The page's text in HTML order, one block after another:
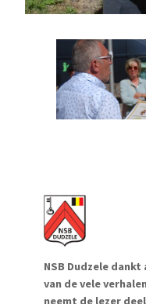
NSB Dudzele
van de vele
neemt de lezer